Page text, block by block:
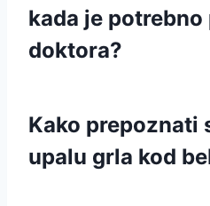
kada je
doktora?
Kako prepoznati
upalu grla kod